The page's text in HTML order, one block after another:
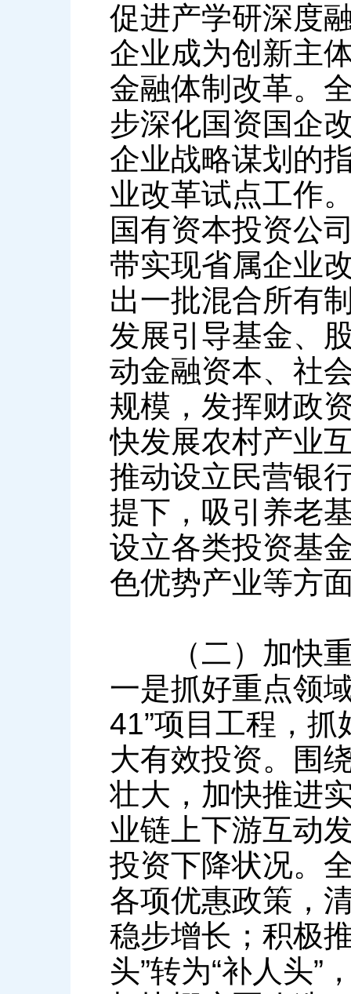
促进产学研深度
企业成为创新主
金融体制改革。
步深化国资国企
企业战略谋划的
业改革试点工作
国有资本投资公
带实现省属企业
出一批混合所有
发展引导基金、
动金融资本、社
规模，发挥财政
快发展农村产业
推动设立民营银
提下，吸引养老
设立各类投资基
色优势产业等方
（二）加快重
一是抓好重点领
41”项目工程，
大有效投资。围
壮大，加快推进
业链上下游互动
投资下降状况。
各项优惠政策，
稳步增长；积极
头”转为“补人头”